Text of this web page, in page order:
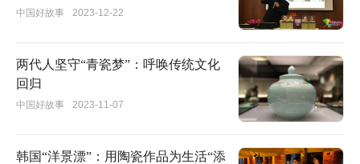
中国好故事 2023-12-22
两代人坚守“青瓷梦”：呼唤传统文化
回归
中国好故事 2023-11-07
韩国“洋景漂”：用陶瓷作品为生活“添